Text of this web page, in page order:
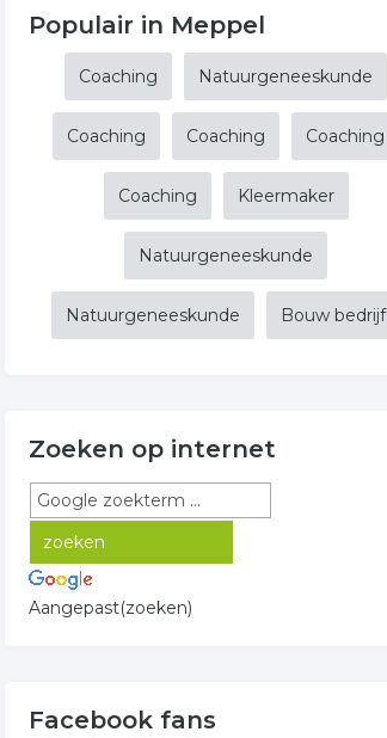
Populair in Meppel
Coaching Natuurgeneeskunde
Coaching Coaching Coaching
Coaching Kleermaker
Natuurgeneeskunde
Natuurgeneeskunde Bouw bedrijf
Zoeken op internet
Aangepast(zoeken)
Facebook fans